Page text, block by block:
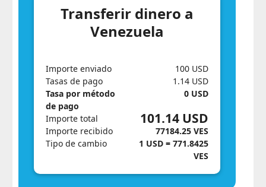
Transferir dinero a
Venezuela
Importe enviado
Tasas de pago
Tasa por método
de pago
100 USD
1.14 USD
0 USD
Importe total
Importe recibido
101.14 USD
77184.25 VES
Tipo de cambio
1 USD = 771.8425
VES